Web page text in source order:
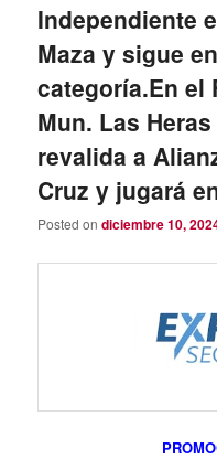
Independiente
Maza y sigue
categoría.En el
Mun. Las
revalida a
Cruz y jugará
Posted ondiciembre 10,